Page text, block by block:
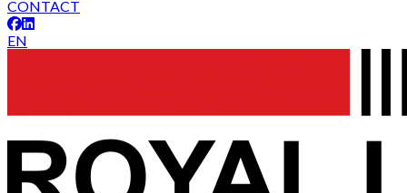
CONTACT
EN